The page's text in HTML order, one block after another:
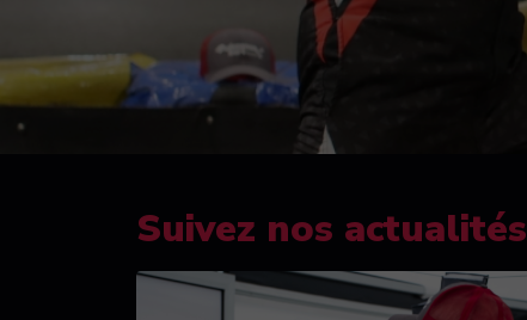
Suivez nos actualités